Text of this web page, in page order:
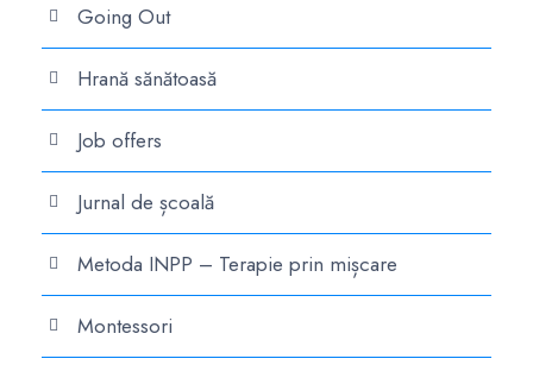
Going Out
Hrană sănătoasă
Job offers
Jurnal de școală
Metoda INPP – Terapie prin mișcare
Montessori